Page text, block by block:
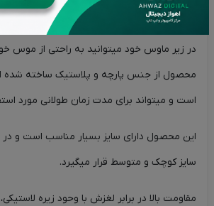
استفاده در زیر موس بسیار کاربردی است. با
در زیر ماوس خود میتوانید به راحتی از موس
محصول از جنس پارچه و پلاستیک ساخته شده
است و میتواند برای مدت زمان طولانی مورد
این محصول دارای سایز بسیار مناسب است و
سایز کوچک و متوسط قرار میگیرد.
مقاومت بالا در برابر لغزش با وحود زیره